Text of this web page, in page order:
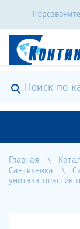
Главная
Сантехника
унитаза пластик